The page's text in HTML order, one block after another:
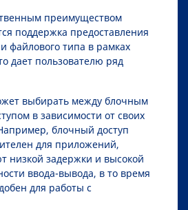
преимуществом
поддержка предоставления
файлового типа в рамках
дает пользователю ряд
выбирать между блочным
в зависимости от своих
блочный доступ
для приложений,
низкой задержки и высокой
ввода-вывода, в то время
для работы с